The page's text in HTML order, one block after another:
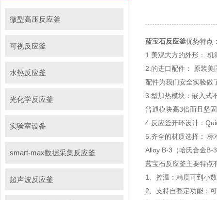
微型高压反应釜
可视反应釜
水热反应釜
光化学反应釜
实验室设备
smart-max数据采集反应釜
超声波反应釜
蓝宝石反应釜优势特点
1.美观大方的外形：
2.的进口配件： 原装
配件为我们安全实验做
3.型加热模块：嵌入式
普通模块高3倍而且坚
4.反应釜开环设计：
5.齐全的材质选择：
Alloy B-3（哈氏合金B-
蓝宝石反应釜主要特点
1、控温：精度可到小
2、支持自整定功能：